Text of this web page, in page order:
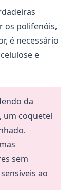
os polifenóis,
é necessário
e
da
um coquetel
sem
ao